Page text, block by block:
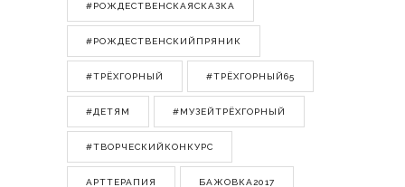
#РОЖДЕСТВЕНСКАЯСКАЗКА
#РОЖДЕСТВЕНСКИЙПРЯНИК
#ТРЁХГОРНЫЙ #ТРЁХГОРНЫЙ65
#ДЕТЯМ #МУЗЕЙТРЁХГОРНЫЙ
#ТВОРЧЕСКИЙКОНКУРС
АРТТЕРАПИЯ БАЖОВКА2017